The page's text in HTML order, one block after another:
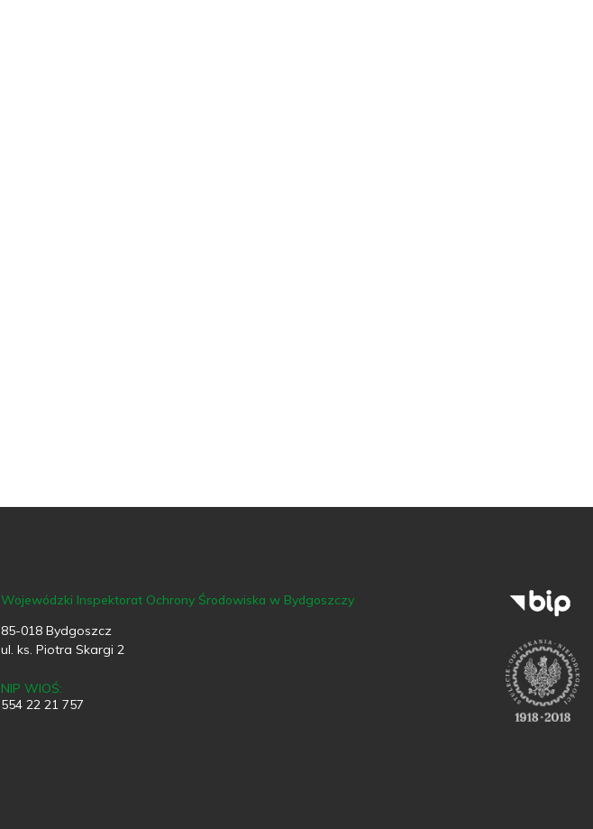
Wojewódzki Inspektorat Ochrony Środowiska w Bydgoszczy
85-018 Bydgoszcz
ul. ks. Piotra Skargi 2
NIP WIOŚ:
554 22 21 757